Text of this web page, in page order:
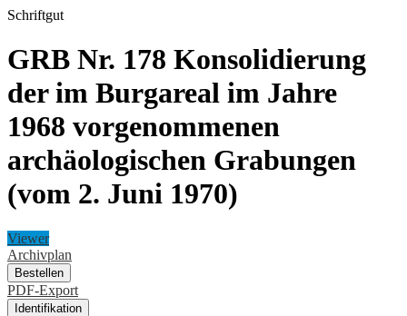
Schriftgut
GRB Nr. 178 Konsolidierung
der im Burgareal im Jahre
1968 vorgenommenen
archäologischen Grabungen
(vom 2. Juni 1970)
Viewer
Archivplan
Bestellen
PDF-Export
Identifikation